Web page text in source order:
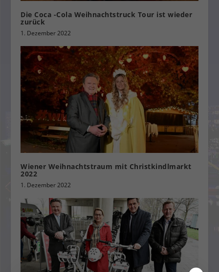
Die Coca -Cola Weihnachtstruck Tour ist wieder
zurück
1. Dezember 2022
Wiener Weihnachtstraum mit Christkindlmarkt
2022
1. Dezember 2022